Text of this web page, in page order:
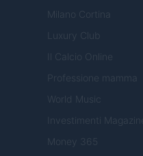
Milano Cortina
Luxury Club
Il Calcio Online
Professione mamma
World Music
Investimenti Magazine
Money 365